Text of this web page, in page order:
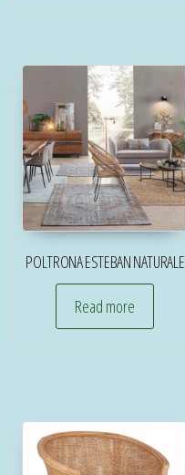
POLTRONA ESTEBAN NATURALE
Read more